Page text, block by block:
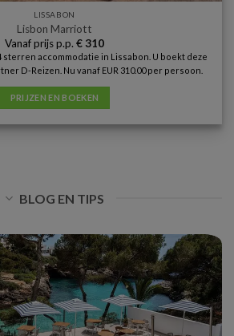
LISSABON
Lisbon Marriott
Vanaf prijs p.p. € 310
accommodatie in Lissabon. U boekt deze
D-Reizen. Nu vanaf EUR 310.00 per persoon.
PRIJZEN EN BOEKEN
BLOG EN TIPS